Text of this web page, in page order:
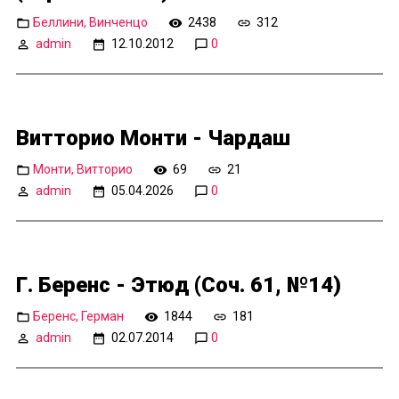
Беллини, Винченцо 2438
312
admin
12.10.2012 0
Витторио Монти - Чардаш
Монти, Витторио 69
21
admin
05.04.2026 0
Г. Беренс - Этюд (Соч. 61, №14)
Беренс, Герман 1844
181
admin
02.07.2014 0